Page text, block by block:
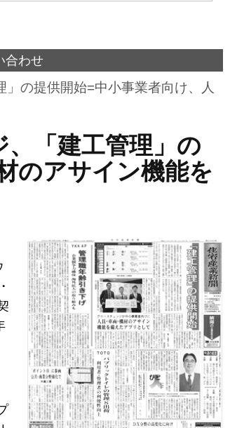
合わせ
の提供開始=中小事業者向け、人
「建工管理」の
のアサイン機能を